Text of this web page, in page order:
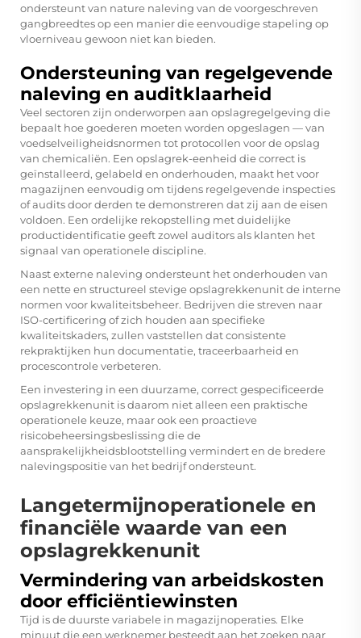
ondersteunt van nature naleving van de voorgeschreven
gangbreedtes op een manier die eenvoudige stapeling op
vloerniveau gewoon niet kan bieden.
Ondersteuning van regelgevende
naleving en auditklaarheid
Veel sectoren zijn onderworpen aan opslagregelgeving die
bepaalt hoe goederen moeten worden opgeslagen — van
voedselveiligheidsnormen tot protocollen voor de opslag
van chemicaliën. Een opslagrek-eenheid die correct is
geïnstalleerd, gelabeld en onderhouden, maakt het voor
magazijnen eenvoudig om tijdens regelgevende inspecties
of audits door derden te demonstreren dat zij aan de eisen
voldoen. Een ordelijke rekopstelling met duidelijke
productidentificatie geeft zowel auditors als klanten het
signaal van operationele discipline.
Naast externe naleving ondersteunt het onderhouden van
een nette en structureel stevige opslagrekkenunit de interne
normen voor kwaliteitsbeheer. Bedrijven die streven naar
ISO-certificering of zich houden aan specifieke
kwaliteitskaders, zullen vaststellen dat consistente
rekpraktijken hun documentatie, traceerbaarheid en
procescontrole verbeteren.
Een investering in een duurzame, correct gespecificeerde
opslagrekkenunit is daarom niet alleen een praktische
operationele keuze, maar ook een proactieve
risicobeheersingsbeslissing die de
aansprakelijkheidsblootstelling vermindert en de bredere
nalevingspositie van het bedrijf ondersteunt.
Langetermijnoperationele en
financiële waarde van een
opslagrekkenunit
Vermindering van arbeidskosten
door efficiëntiewinsten
Tijd is de duurste variabele in magazijnoperaties. Elke
minuut die een werknemer besteedt aan het zoeken naar